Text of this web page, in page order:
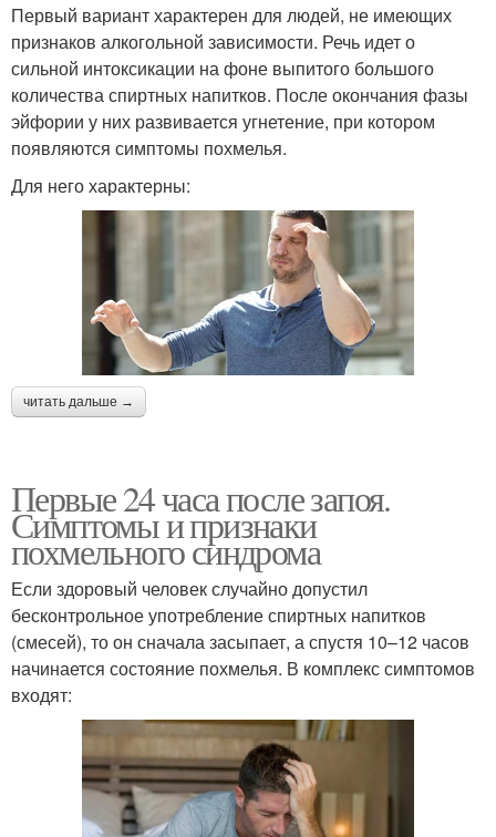
Первый вариант характерен для людей, не имеющих
признаков алкогольной зависимости. Речь идет о
сильной интоксикации на фоне выпитого большого
количества спиртных напитков. После окончания фазы
эйфории у них развивается угнетение, при котором
появляются симптомы похмелья.
Для него характерны:
читать дальше →
Первые 24 часа после запоя.
Симптомы и признаки
похмельного синдрома
Если здоровый человек случайно допустил
бесконтрольное употребление спиртных напитков
(смесей), то он сначала засыпает, а спустя 10–12 часов
начинается состояние похмелья. В комплекс симптомов
входят: